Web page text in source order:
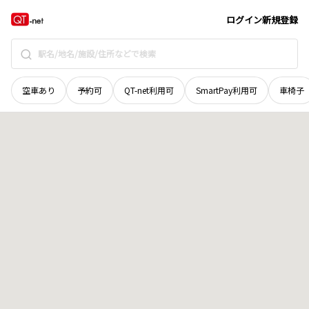
ログイン新規登録
空車あり 予約可 QT-net利用可 SmartPay利用可 車椅子
山口県